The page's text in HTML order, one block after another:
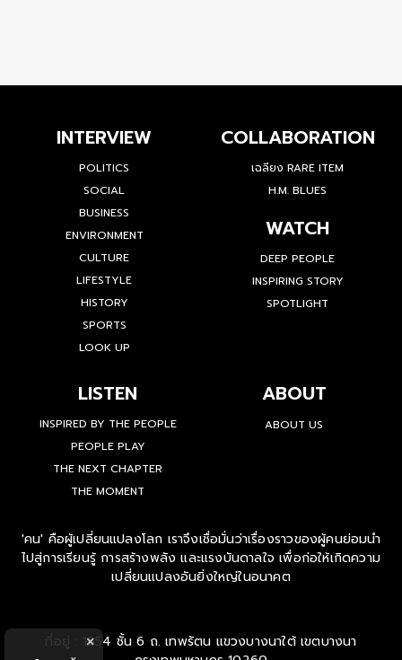
INTERVIEW
POLITICS
SOCIAL
BUSINESS
ENVIRONMENT
CULTURE
LIFESTYLE
HISTORY
SPORTS
LOOK UP
COLLABORATION
เฉลียง RARE ITEM
H.M. BLUES
WATCH
DEEP PEOPLE
INSPIRING STORY
SPOTLIGHT
LISTEN
INSPIRED BY THE PEOPLE
PEOPLE PLAY
THE NEXT CHAPTER
THE MOMENT
ABOUT
ABOUT US
'คน' คือผู้เปลี่ยนแปลงโลก เราจึงเชื่อมั่นว่าเรื่องราวของผู้คนย่อมนำ
ไปสู่การเรียนรู้ การสร้างพลัง และแรงบันดาลใจ เพื่อก่อให้เกิดความ
เปลี่ยนแปลงอันยิ่งใหญ่ในอนาคต
ที่อยู่ : 1854 ชั้น 6 ถ. เทพรัตน แขวงบางนาใต้ เขตบางนา
×